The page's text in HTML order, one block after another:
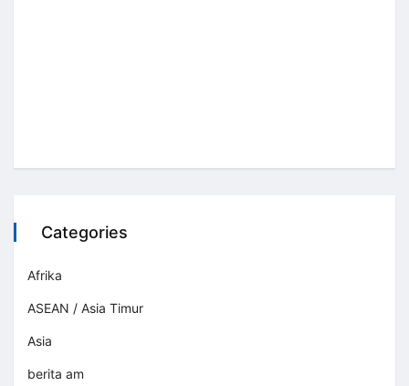
Categories
Afrika
ASEAN / Asia Timur
Asia
berita am